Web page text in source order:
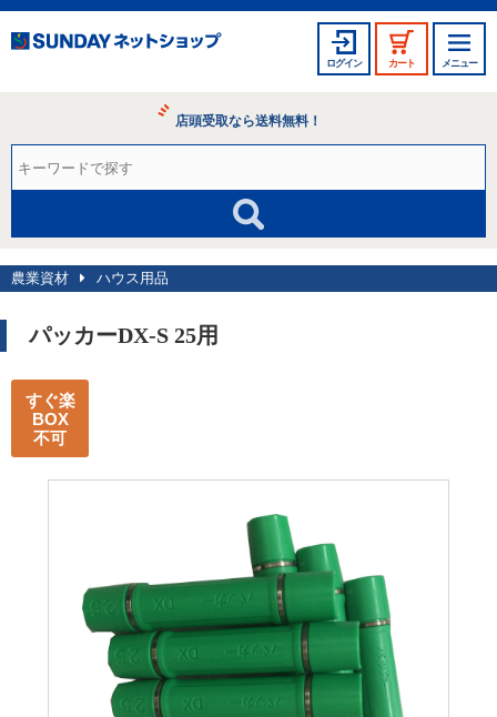
ログイン カート メニュー
店頭受取なら送料無料！
農業資材 ハウス用品
パッカーDX-S 25用
すぐ楽
BOX
不可